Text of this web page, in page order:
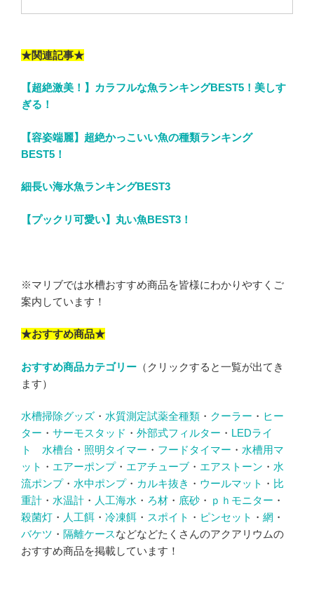
★関連記事★
【超絶激美！】カラフルな魚ランキングBEST5！美しす
ぎる！
【容姿端麗】超絶かっこいい魚の種類ランキング
BEST5！
細長い海水魚ランキングBEST3
【プックリ可愛い】丸い魚BEST3！
※マリブでは水槽おすすめ商品を皆様にわかりやすくご
案内しています！
★おすすめ商品★
おすすめ商品カテゴリー （クリックすると一覧が出てき
ます）
水槽掃除グッズ ・ 水質測定試薬全種類 ・ クーラー ・ ヒー
ター ・ サーモスタッド ・ 外部式フィルター ・ LEDライ
ト
水槽台 ・ 照明タイマー ・ フードタイマー ・ 水槽用マ
ット ・ エアーポンプ・ エアチューブ ・ エアストーン ・ 水
流ポンプ・ 水中ポンプ・ カルキ抜き ・ ウールマット ・ 比
重計 ・ 水温計 ・ 人工海水 ・ ろ材 ・ 底砂 ・ ｐｈモニター ・
殺菌灯 ・ 人工餌 ・ 冷凍餌 ・ スポイト ・ ピンセット ・ 網 ・
バケツ ・ 隔離ケースなどなどたくさんのアクアリウムの
おすすめ商品を掲載しています！